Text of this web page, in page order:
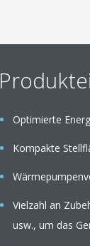
Optimierte
Kompakte
Vielzahl an
usw., um das